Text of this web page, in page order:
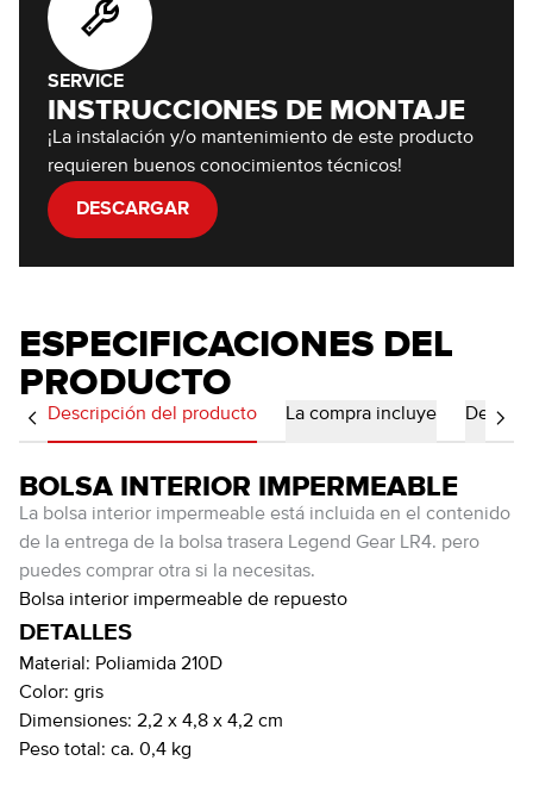
SERVICE
INSTRUCCIONES DE MONTAJE
¡La instalación y/o mantenimiento de este producto
requieren buenos conocimientos técnicos!
DESCARGAR
ESPECIFICACIONES DEL
PRODUCTO
Descripción del producto La compra incluye Detalles
BOLSA INTERIOR IMPERMEABLE
La bolsa interior impermeable está incluida en el contenido
de la entrega de la bolsa trasera Legend Gear LR4. pero
puedes comprar otra si la necesitas.
Bolsa interior impermeable de repuesto
DETALLES
Material: Poliamida 210D
Color: gris
Dimensiones: 2,2 x 4,8 x 4,2 cm
Peso total: ca. 0,4 kg